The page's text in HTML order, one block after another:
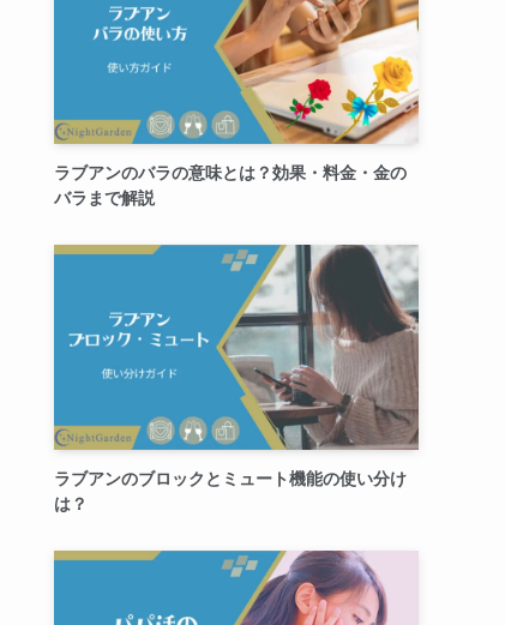
ラブアンのバラの意味とは？効果・料金・金の
バラまで解説
ラブアンのブロックとミュート機能の使い分け
は？